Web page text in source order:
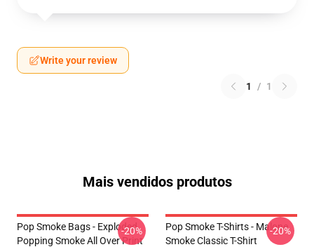
Write your review
1 / 1
Mais vendidos produtos
Pop Smoke Bags - Exploded
Popping Smoke All Over Print
-20%
Pop Smoke T-Shirts - Malone
Smoke Classic T-Shirt
-20%